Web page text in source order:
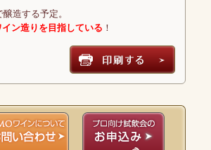
造する予定。
ン造りを目指している ！